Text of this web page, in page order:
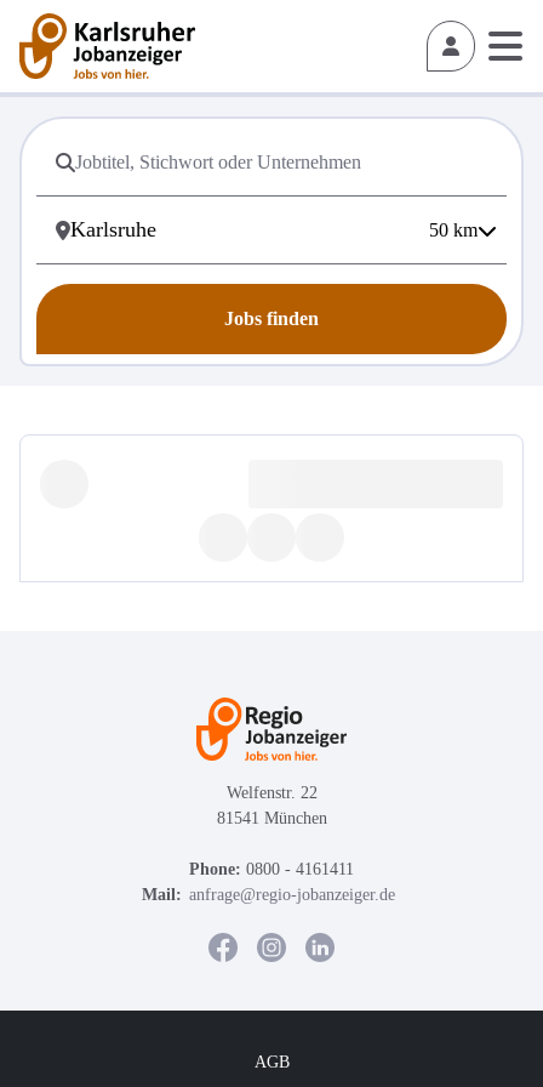
50 km
Jobs finden
Welfenstr. 22
81541 München
Phone: 0800 - 4161411
Mail: anfrage@regio-jobanzeiger.de
AGB